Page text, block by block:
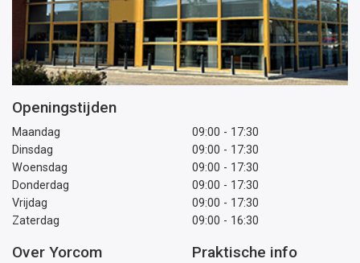
Openingstijden
Maandag
09:00 - 17:30
Dinsdag
09:00 - 17:30
Woensdag
09:00 - 17:30
Donderdag
09:00 - 17:30
Vrijdag
09:00 - 17:30
Zaterdag
09:00 - 16:30
Over Yorcom Praktische info